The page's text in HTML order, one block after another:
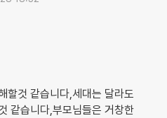
할것 같습니다,세대는 달라도
같습니다,부모님들은 거창한